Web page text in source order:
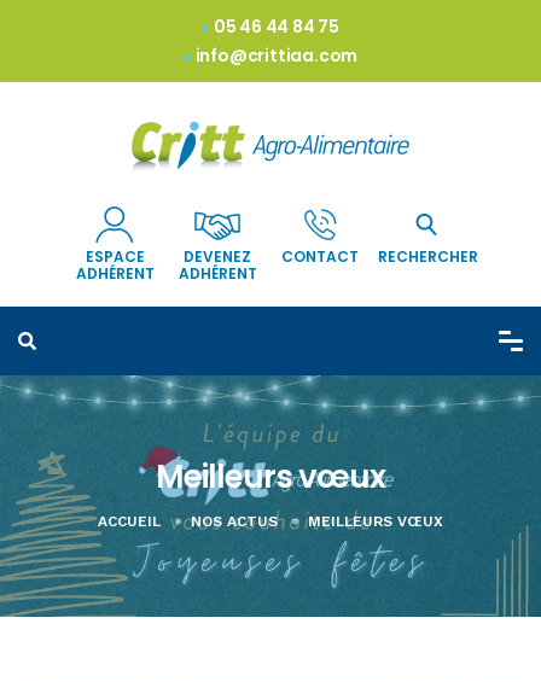
05 46 44 84 75
info@crittiaa.com
ESPACE
ADHÉRENT
DEVENEZ
ADHÉRENT
CONTACT RECHERCHER
Meilleurs vœux
ACCUEIL NOS ACTUS MEILLEURS VŒUX